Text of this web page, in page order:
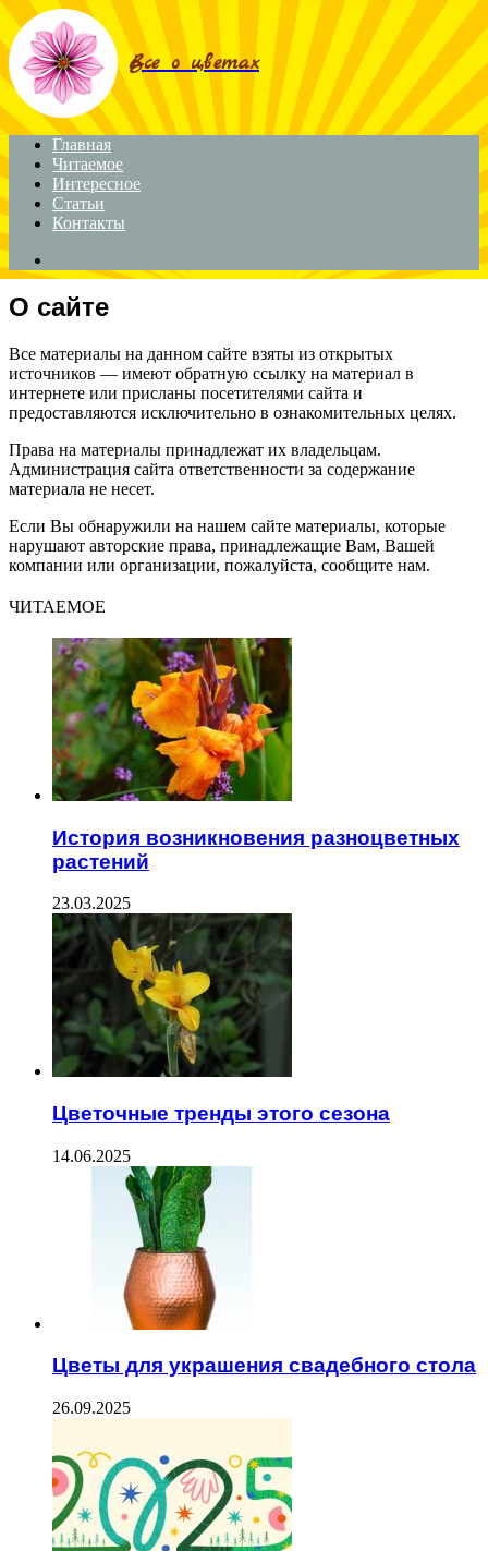
Menu
Все о цветах
Главная
Читаемое
Интересное
Статьи
Контакты
for
О сайте
Все материалы на данном сайте взяты из открытых
источников — имеют обратную ссылку на материал в
интернете или присланы посетителями сайта и
предоставляются исключительно в ознакомительных целях.
Права на материалы принадлежат их владельцам.
Администрация сайта ответственности за содержание
материала не несет.
Если Вы обнаружили на нашем сайте материалы, которые
нарушают авторские права, принадлежащие Вам, Вашей
компании или организации, пожалуйста, сообщите нам.
ЧИТАЕМОЕ
История возникновения разноцветных
растений
23.03.2025
Цветочные тренды этого сезона
14.06.2025
Цветы для украшения свадебного стола
26.09.2025